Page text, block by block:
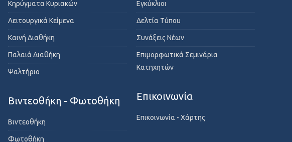
Κηρύγματα Κυριακών
Λειτουργικά Κείμενα
Καινή Διαθήκη
Παλαιά Διαθήκη
Ψαλτήριο
Βιντεοθήκη - Φωτοθήκη
Βιντεοθήκη
Φωτοθήκη
Εγκύκλιοι
Δελτία Τύπου
Συνάξεις Νέων
Επιμορφωτικά Σεμινάρια
Κατηχητών
Επικοινωνία
Επικοινωνία - Χάρτης